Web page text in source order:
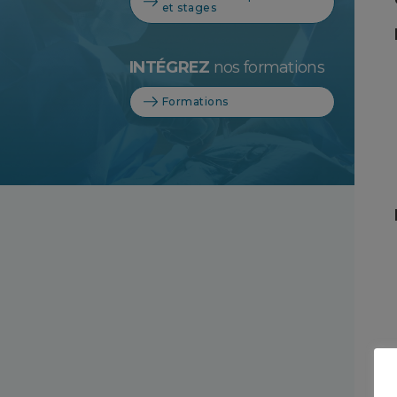
et stages
INTÉGREZ nos formations
Formations